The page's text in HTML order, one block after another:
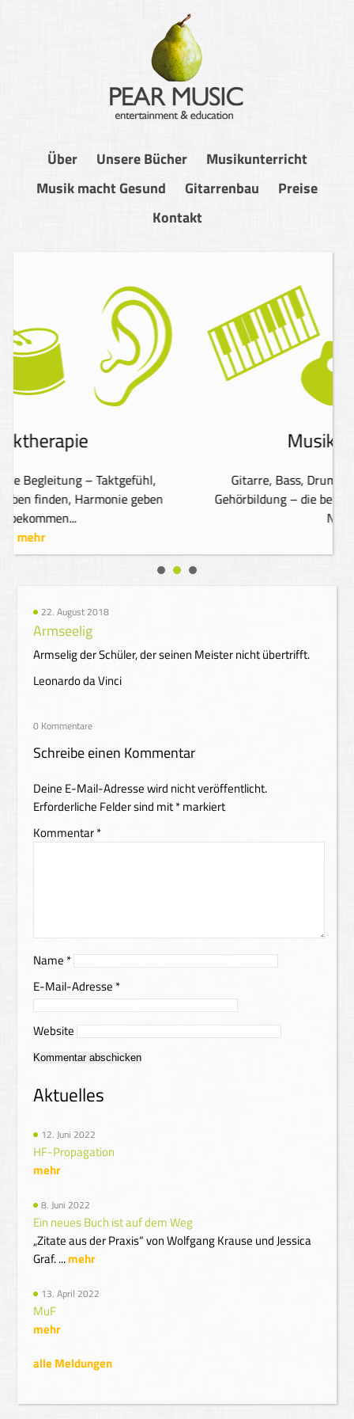
Über Unsere Bücher
Musikunterricht
Musik macht Gesund
Gitarrenbau
Preise
Kontakt
Gitarre, Bass, Drums, Piano, Harmonielehre,
Gehörbildung – die beste Didaktik fängt immer bei
22. August 2018
Armseelig
Armselig der Schüler, der seinen Meister nicht übertrifft.
Leonardo da Vinci
0 Kommentare
Schreibe einen Kommentar
Deine E-Mail-Adresse wird nicht veröffentlicht.
Erforderliche Felder sind mit*markiert
Kommentar*
Name *
E-Mail-Adresse *
Website
Aktuelles
12. Juni 2022
HF-Propagation
mehr
8. Juni 2022
Ein neues Buch ist auf dem Weg
„Zitate aus der Praxis“ von Wolfgang Krause und Jessica
Graf. ...mehr
13. April 2022
MuF
mehr
alle Meldungen